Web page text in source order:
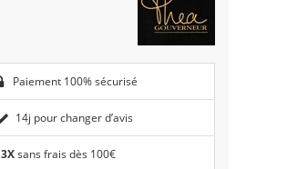
Paiement 100% sécurisé
14j pour changer d’avis
3Xsans frais dès 100€